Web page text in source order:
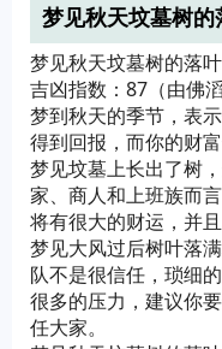
梦见秋天坟墓树
大，落下很大的一
梦见秋天坟墓树的落
吉凶指数：87（由佛
梦到秋天的季节，表
得到回报，而你的财
梦见坟墓上长出了树
家、商人和上班族而
将有很大的财运，并且
梦见大风过后树叶落
队不是很信任，琐细
很多的压力，建议你
任大家。